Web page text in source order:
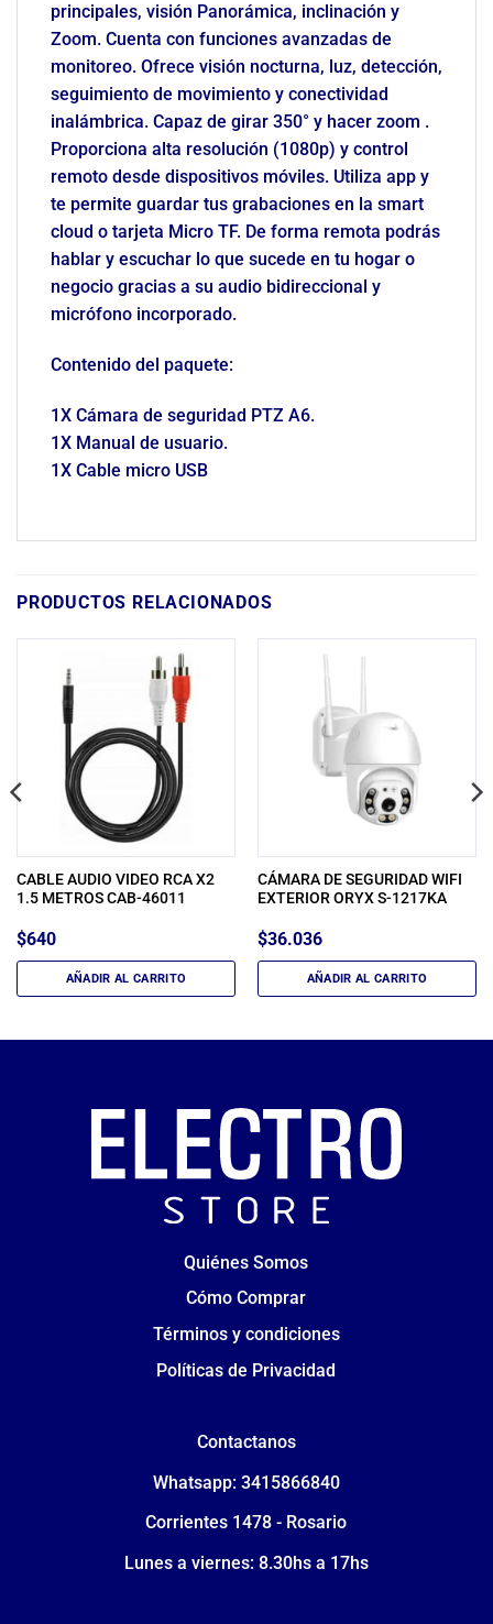
principales, visión Panorámica, inclinación y
Zoom. Cuenta con funciones avanzadas de
monitoreo. Ofrece visión nocturna, luz, detección,
seguimiento de movimiento y conectividad
inalámbrica. Capaz de girar 350° y hacer zoom .
Proporciona alta resolución (1080p) y control
remoto desde dispositivos móviles. Utiliza app y
te permite guardar tus grabaciones en la smart
cloud o tarjeta Micro TF. De forma remota podrás
hablar y escuchar lo que sucede en tu hogar o
negocio gracias a su audio bidireccional y
micrófono incorporado.
Contenido del paquete:
1X Cámara de seguridad PTZ A6.
1X Manual de usuario.
1X Cable micro USB
PRODUCTOS RELACIONADOS
CABLE AUDIO VIDEO RCA X2
1.5 METROS CAB-46011
$640
AÑADIR AL CARRITO
CÁMARA DE SEGURIDAD WIFI
EXTERIOR ORYX S-1217KA
$36.036
AÑADIR AL CARRITO
Quiénes Somos
Cómo Comprar
Términos y condiciones
Políticas de Privacidad
Contactanos
Whatsapp: 3415866840
Corrientes 1478 - Rosario
Lunes a viernes: 8.30hs a 17hs